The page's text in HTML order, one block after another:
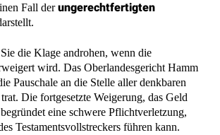
Fall derungerechtfertigten
die Klage androhen, wenn die
wird. Das Oberlandesgericht Hamm
Pauschale an die Stelle aller denkbaren
Die fortgesetzte Weigerung, das Geld
eine schwere Pflichtverletzung,
Testamentsvollstreckers führen kann.